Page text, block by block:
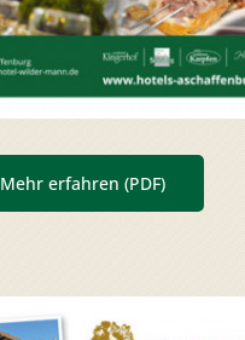
Mehr erfahren (PDF)